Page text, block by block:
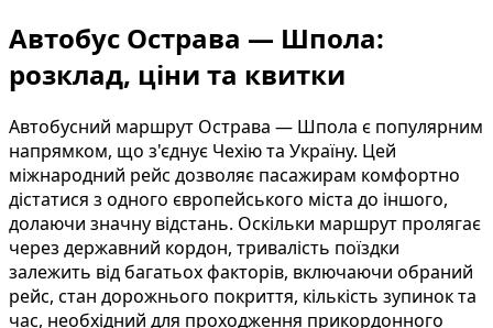
Автобус Острава — Шпола:
розклад, ціни та квитки
Автобусний маршрут Острава — Шпола є популярним
напрямком, що з'єднує Чехію та Україну. Цей
міжнародний рейс дозволяє пасажирам комфортно
дістатися з одного європейського міста до іншого,
долаючи значну відстань. Оскільки маршрут пролягає
через державний кордон, тривалість поїздки
залежить від багатьох факторів, включаючи обраний
рейс, стан дорожнього покриття, кількість зупинок та
час, необхідний для проходження прикордонного